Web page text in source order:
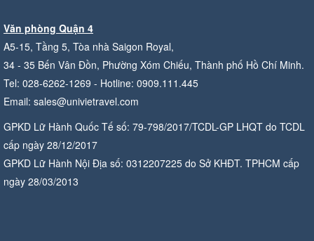
Văn phòng Quận 4
A5-15, Tầng 5, Tòa nhà Saigon Royal,
34 - 35 Bến Vân Đồn, Phường Xóm Chiếu, Thành phố Hồ Chí Minh.
Tel: 028-6262-1269 - Hotline: 0909.111.445
Email: sales@univietravel.com
GPKD Lữ Hành Quốc Tế số: 79-798/2017/TCDL-GP LHQT do TCDL
cấp ngày 28/12/2017
GPKD Lữ Hành Nội Địa số: 0312207225 do Sở KHĐT. TPHCM cấp
ngày 28/03/2013